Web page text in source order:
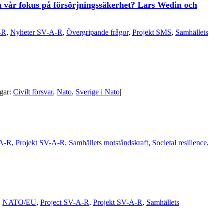
fokus på försörjningssäkerhet? Lars Wedin och
, Nyheter SV-A-R, Övergripande frågor, Projekt SMS, Samhällets
Civilt försvar, Nato, Sverige i Nato|
R, Projekt SV-A-R, Samhällets motståndskraft, Societal resilience,
NATO/EU, Project SV-A-R, Projekt SV-A-R, Samhällets